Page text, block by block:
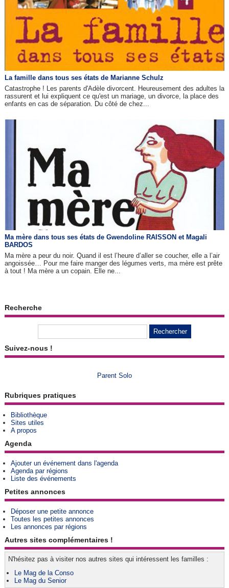
La famille dans tous ses états de Marianne Schulz
Catastrophe ! Les parents d'Adèle divorcent. Heureusement des adultes la
rassurent et lui expliquent ce qu'est un mariage, un divorce, la place des
enfants en cas de séparation. Du côté de chez...
Ma mère dans tous ses états de Gwendoline RAISSON et Magali
BARDOS
Ma mère a peur du noir. Quand il est l’heure d’aller se coucher, elle a l’air
angoissée… Pour me faire manger des légumes verts, ma mère est prête
à tout ! Ma mère a un copain. Elle ne...
Recherche
Suivez-nous !
Parent Solo
Rubriques pratiques
Bibliothèque
Sites utiles
A propos
Agenda
Ajouter un événement dans l'agenda
Agenda par régions
Liste des événements
Petites annonces
Déposer une petite annonce
Toutes les petites annonces
Les annonces par régions
Autres sites complémentaires !
N'hésitez pas à visiter nos autres sites qui intéressent les familles :
Le Mag de la Conso
Le Mag du Senior